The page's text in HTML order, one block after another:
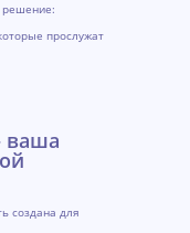
решение:
прослужат
ваша
создана для